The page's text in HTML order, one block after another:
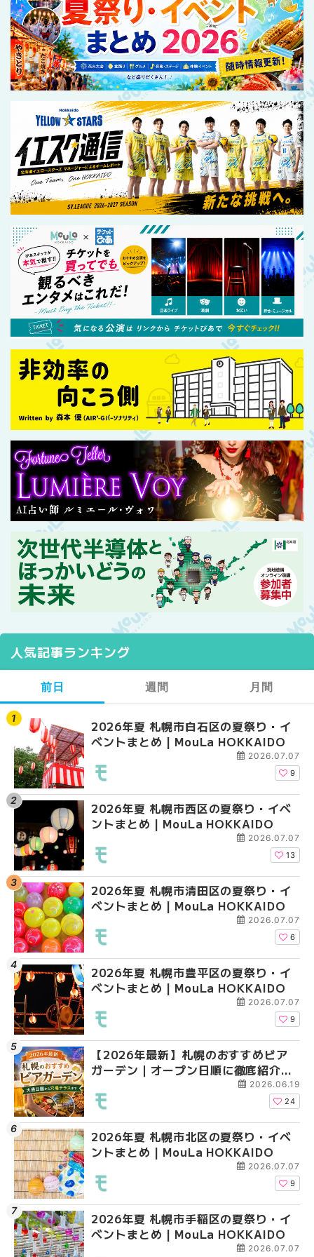
人気記事ランキング
前日
2026年夏 札幌市白石区の夏祭り・イ
ベントまとめ | MouLa HOKKAIDO
2026.07.07
9
2026年夏 札幌市西区の夏祭り・イベ
ントまとめ | MouLa HOKKAIDO
2026.07.07
13
2026年夏 札幌市清田区の夏祭り・イ
ベントまとめ | MouLa HOKKAIDO
2026.07.07
6
2026年夏 札幌市豊平区の夏祭り・イ
ベントまとめ | MouLa HOKKAIDO
2026.07.07
9
【2026年最新】札幌のおすすめビア
ガーデン｜オープン日順に徹底紹介！
大通公園から穴場テラスまで | MouLa
HOKKAIDO
2026.06.19
24
2026年夏 札幌市北区の夏祭り・イベ
ントまとめ | MouLa HOKKAIDO
2026.07.07
9
2026年夏 札幌市手稲区の夏祭り・イ
ベントまとめ | MouLa HOKKAIDO
2026.07.07
週間
2026年夏 札幌市西区
ントまとめ | MouLa
【2026年最新】札幌
ガーデン｜オープン日
大通公園から穴場テ
2026年夏 札幌市白石
ベントまとめ |
2026年夏 札幌市手稲
ベントまとめ |
2026年夏 札幌市北区
ントまとめ | MouLa
2026年夏 札幌市清田
ベントまとめ |
2026年夏 札幌市豊平
ベントまとめ |
月間
【2026年最新】札幌
ガーデン｜オープン日
大通公園から穴場テ
2026年夏 札幌市北区
ントまとめ | MouLa
2026年夏 札幌市白石
ベントまとめ |
2026年夏 札幌市西区
ントまとめ | MouLa
2026年夏 札幌市手稲
ベントまとめ |
2026年夏 札幌市清田
ベントまとめ |
札幌の麻辣湯（マーラ
め専門店6選！本場の
新店まで徹底比較 |